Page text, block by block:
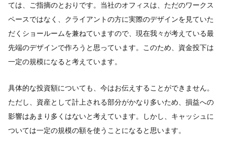
ては、ご指摘のとおりです。当社のオフィスは、ただのワークス
ペースではなく、クライアントの方に実際のデザインを見ていた
だくショールームを兼ねていますので、現在我々が考えている最
先端のデザインで作ろうと思っています。このため、資金投下は
一定の規模になると考えています。
具体的な投資額についても、今はお伝えすることができません。
ただし、資産として計上される部分がかなり多いため、損益への
影響はあまり多くはないと考えています。しかし、キャッシュに
ついては一定の規模の額を使うことになると思います。